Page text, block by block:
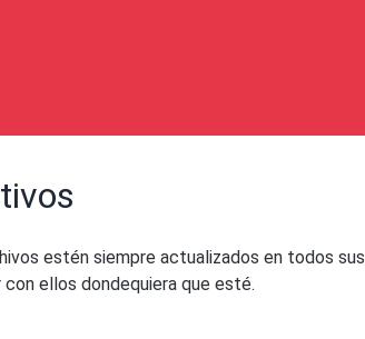
estén siempre actualizados en todos sus
ellos dondequiera que esté.